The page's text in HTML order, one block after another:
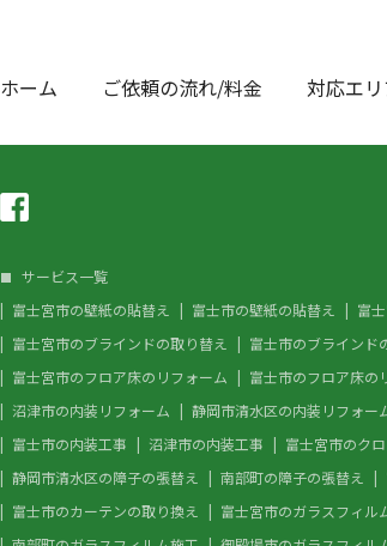
ホーム ご依頼の流れ/料金 対応エ
サービス一覧
富士宮市の壁紙の貼替え
富士市の壁紙の貼替え 富
富士宮市のブラインドの取り替え
富士市のブラインド
富士宮市のフロア床のリフォーム
富士市のフロア床の
沼津市の内装リフォーム
静岡市清水区の内装リフォー
富士市の内装工事
沼津市の内装工事 富士宮市のク
静岡市清水区の障子の張替え
南部町の障子の張替え
富士市のカーテンの取り換え
富士宮市のガラスフィル